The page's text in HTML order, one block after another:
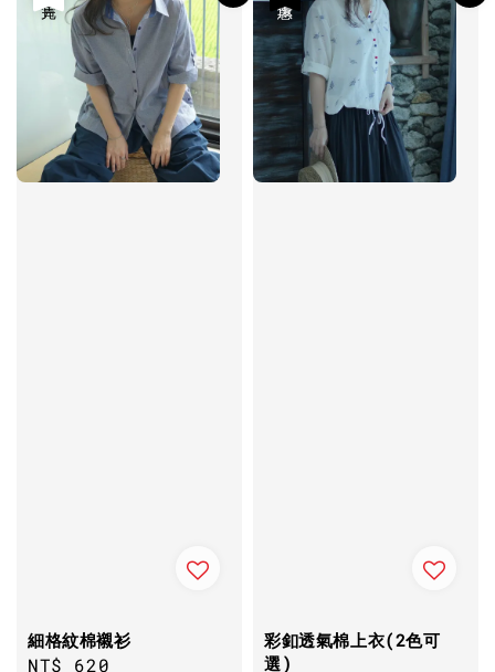
細格紋棉襯衫
Regular
NT$ 620
彩釦透氣棉上衣(2色可
選)